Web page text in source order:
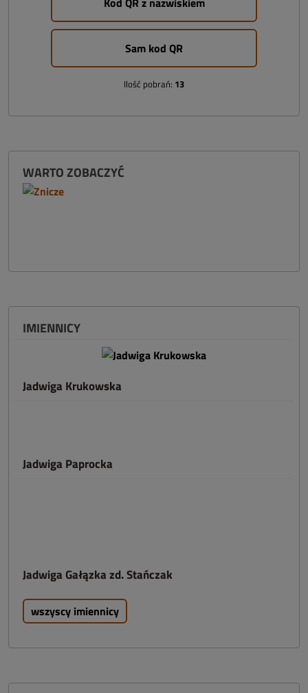
Sam kod QR
Ilość pobrań: 13
WARTO ZOBACZYĆ
IMIENNICY
Jadwiga Krukowska
Jadwiga Paprocka
Jadwiga Gałązka zd. Stańczak
wszyscy imiennicy